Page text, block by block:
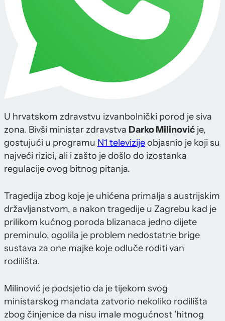
U hrvatskom zdravstvu izvanbolnički porod je siva
zona. Bivši ministar zdravstva Darko Milinović je,
gostujući u programu N1 televizijeobjasnio je koji su
najveći rizici, ali i zašto je došlo do izostanka
regulacije ovog bitnog pitanja.
Tragedija zbog koje je uhićena primalja s austrijskim
državljanstvom, a nakon tragedije u Zagrebu kad je
prilikom kućnog poroda blizanaca jedno dijete
preminulo, ogolila je problem nedostatne brige
sustava za one majke koje odluče roditi van
rodilišta.
Milinović je podsjetio da je tijekom svog
ministarskog mandata zatvorio nekoliko rodilišta
zbog činjenice da nisu imale mogućnost 'hitnog